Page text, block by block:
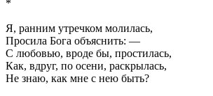
*
Я, ранним утречком молилась,
Просила Бога объяснить: —
С любовью, вроде бы, простилась,
Как, вдруг, по осени, раскрылась,
Не знаю, как мне с нею быть?